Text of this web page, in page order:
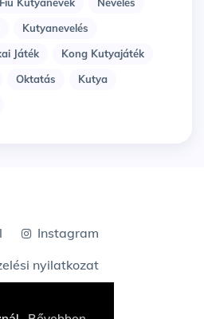
Kutyanevelés
Játék
Kong Kutyajáték
Oktatás
Kutya
Instagram
nyilatkozat